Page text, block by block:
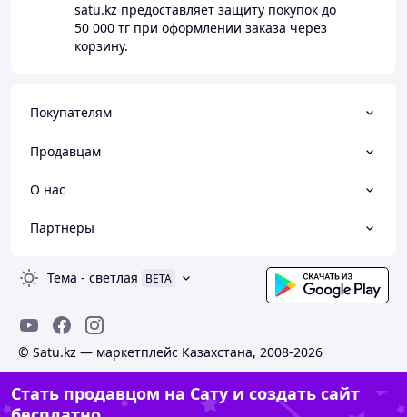
satu.kz предоставляет защиту покупок до
50 000 тг при оформлении заказа через
корзину.
Покупателям
Продавцам
О нас
Партнеры
Тема - светлая BETA
© Satu.kz — маркетплейс Казахстана, 2008-2026
Стать продавцом на Сату и создать сайт